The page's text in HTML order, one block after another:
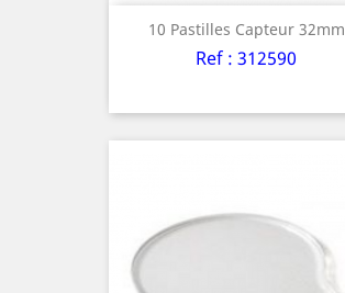
10 Pastilles Capteur 32mm
Ref : 312590